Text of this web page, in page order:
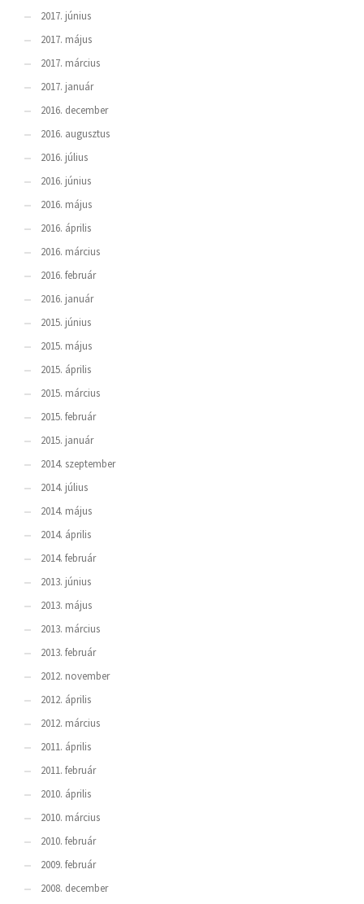
2017. június
2017. május
2017. március
2017. január
2016. december
2016. augusztus
2016. július
2016. június
2016. május
2016. április
2016. március
2016. február
2016. január
2015. június
2015. május
2015. április
2015. március
2015. február
2015. január
2014. szeptember
2014. július
2014. május
2014. április
2014. február
2013. június
2013. május
2013. március
2013. február
2012. november
2012. április
2012. március
2011. április
2011. február
2010. április
2010. március
2010. február
2009. február
2008. december